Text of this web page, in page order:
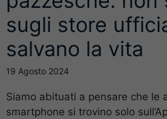
sugli store
salvano la vita
19 Agosto 2024
Siamo abituati a pensare che le
smartphone si trovino solo